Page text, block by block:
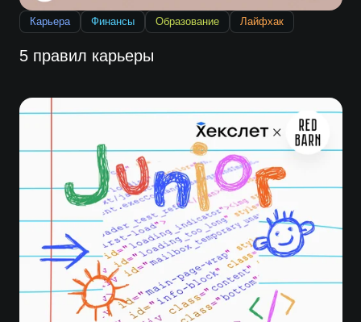
Карьера Финансы Образование Лайфхак
5 правил карьеры